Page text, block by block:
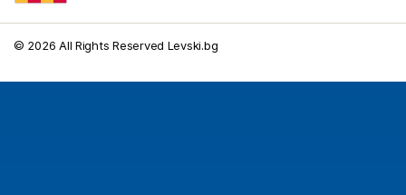
© 2026 All Rights Reserved Levski.bg